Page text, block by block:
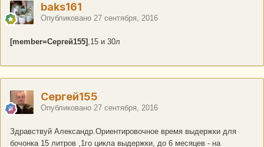
baks161
Опубликовано 27 сентября, 2016
[member=Сергей155] ,15 и 30л
Сергей155
Опубликовано 27 сентября, 2016
Здравствуй Александр.Ориентировочное время выдержки для
бочонка 15 литров ,1го цикла выдержки, до 6 месяцев - на